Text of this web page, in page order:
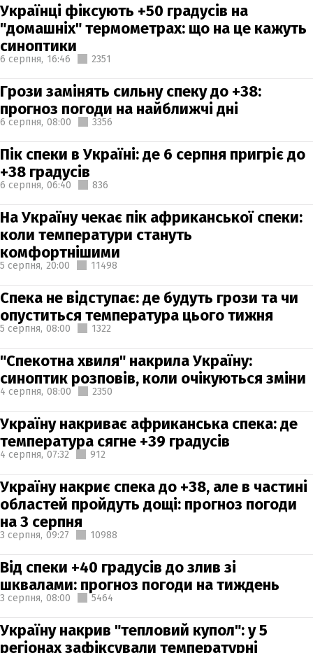
Українці фіксують +50 градусів на
"домашніх" термометрах: що на це кажуть
синоптики
6 серпня, 16:46 2351
Грози замінять сильну спеку до +38:
прогноз погоди на найближчі дні
6 серпня, 08:00 3356
Пік спеки в Україні: де 6 серпня пригріє до
+38 градусів
6 серпня, 06:40 836
На Україну чекає пік африканської спеки:
коли температури стануть
комфортнішими
5 серпня, 20:00 11498
Спека не відступає: де будуть грози та чи
опуститься температура цього тижня
5 серпня, 08:00 1322
"Спекотна хвиля" накрила Україну:
синоптик розповів, коли очікуються зміни
4 серпня, 08:00 2350
Україну накриває африканська спека: де
температура сягне +39 градусів
4 серпня, 07:32 912
Україну накриє спека до +38, але в частині
областей пройдуть дощі: прогноз погоди
на 3 серпня
3 серпня, 09:27 10988
Від спеки +40 градусів до злив зі
шквалами: прогноз погоди на тиждень
3 серпня, 08:00 5464
Україну накрив "тепловий купол": у 5
регіонах зафіксували температурні